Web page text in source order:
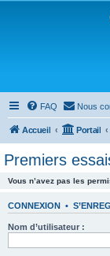
FAQ Nous
Accueil Portail
Premiers
Vous n’avez pas les
CONNEXION •
Nom d’utilisateur :